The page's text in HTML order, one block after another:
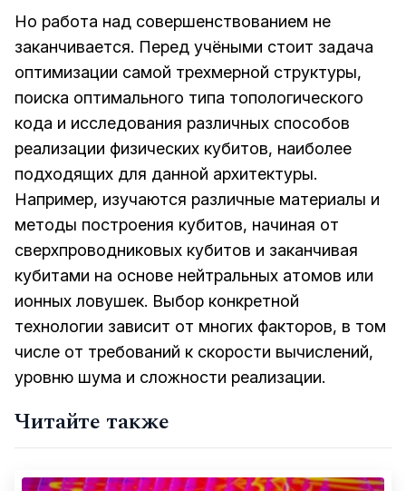
Но работа над совершенствованием не
заканчивается. Перед учёными стоит задача
оптимизации самой трехмерной структуры,
поиска оптимального типа топологического
кода и исследования различных способов
реализации физических кубитов, наиболее
подходящих для данной архитектуры.
Например, изучаются различные материалы и
методы построения кубитов, начиная от
сверхпроводниковых кубитов и заканчивая
кубитами на основе нейтральных атомов или
ионных ловушек. Выбор конкретной
технологии зависит от многих факторов, в том
числе от требований к скорости вычислений,
уровню шума и сложности реализации.
Читайте также